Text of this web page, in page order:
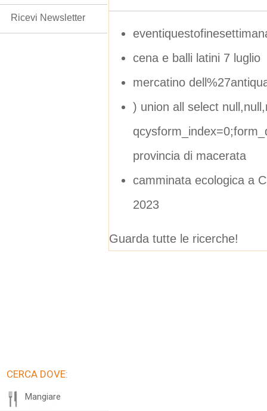
cena e balli latini 7 luglio
mercatino
) union all select
provincia di macerata
camminata ecologica a
2023
Guarda tutte le ricerche!
Ricevi Newsletter
CERCA DOVE:
Mangiare